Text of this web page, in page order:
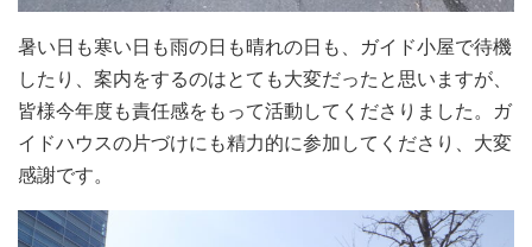
暑い日も寒い日も雨の日も晴れの日も、ガイド小屋で待機
したり、案内をするのはとても大変だったと思いますが、
皆様今年度も責任感をもって活動してくださりました。ガ
イドハウスの片づけにも精力的に参加してくださり、大変
感謝です。